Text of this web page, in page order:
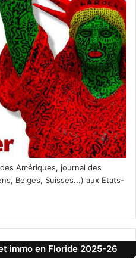
Amériques, journal des
Belges, Suisses...) aux Etats-
immo en Floride 2025-26